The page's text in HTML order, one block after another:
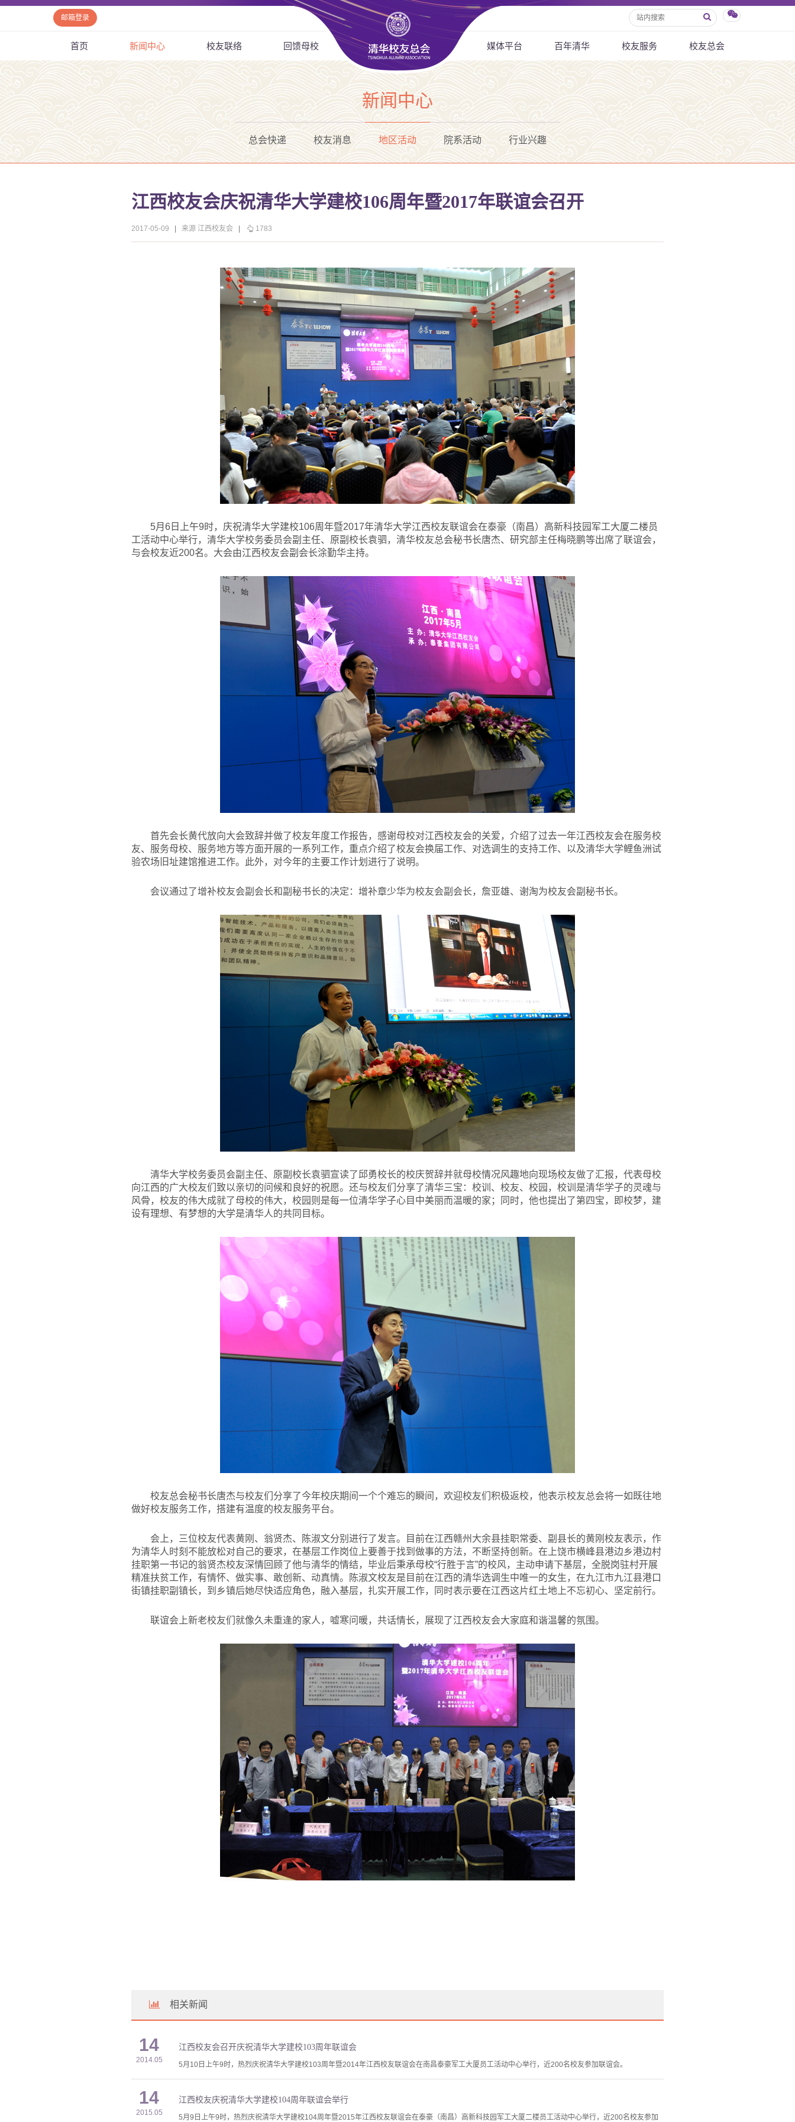
邮箱登录
首页 新闻中心 校友联络 回馈母校 媒体平台 百年清华 校友服务 校友总会
新闻中心
总会快递 校友消息 地区活动 院系活动 行业兴趣
江西校友会庆祝清华大学建校106周年暨2017年联谊会召开
2017-05-09 来源 江西校友会 1783
5月6日上午9时，庆祝清华大学建校106周年暨2017年清华大学江西校友联谊会在泰豪（南昌）高新科技园军工大厦二楼员
工活动中心举行，清华大学校务委员会副主任、原副校长袁驷，清华校友总会秘书长唐杰、研究部主任梅晓鹏等出席了联谊会，
与会校友近200名。大会由江西校友会副会长涂勤华主持。
首先会长黄代放向大会致辞并做了校友年度工作报告，感谢母校对江西校友会的关爱，介绍了过去一年江西校友会在服务校
友、服务母校、服务地方等方面开展的一系列工作，重点介绍了校友会换届工作、对选调生的支持工作、以及清华大学鲤鱼洲试
验农场旧址建馆推进工作。此外，对今年的主要工作计划进行了说明。
会议通过了增补校友会副会长和副秘书长的决定：增补章少华为校友会副会长，詹亚雄、谢淘为校友会副秘书长。
清华大学校务委员会副主任、原副校长袁驷宣读了邱勇校长的校庆贺辞并就母校情况风趣地向现场校友做了汇报，代表母校
向江西的广大校友们致以亲切的问候和良好的祝愿。还与校友们分享了清华三宝：校训、校友、校园，校训是清华学子的灵魂与
风骨，校友的伟大成就了母校的伟大，校园则是每一位清华学子心目中美丽而温暖的家；同时，他也提出了第四宝，即校梦，建
设有理想、有梦想的大学是清华人的共同目标。
校友总会秘书长唐杰与校友们分享了今年校庆期间一个个难忘的瞬间，欢迎校友们积极返校，他表示校友总会将一如既往地
做好校友服务工作，搭建有温度的校友服务平台。
会上，三位校友代表黄刚、翁贤杰、陈淑文分别进行了发言。目前在江西赣州大余县挂职常委、副县长的黄刚校友表示，作
为清华人时刻不能放松对自己的要求，在基层工作岗位上要善于找到做事的方法，不断坚持创新。在上饶市横峰县港边乡港边村
挂职第一书记的翁贤杰校友深情回顾了他与清华的情结，毕业后秉承母校“行胜于言”的校风，主动申请下基层，全脱岗驻村开展
精准扶贫工作，有情怀、做实事、敢创新、动真情。陈淑文校友是目前在江西的清华选调生中唯一的女生，在九江市九江县港口
街镇挂职副镇长，到乡镇后她尽快适应角色，融入基层，扎实开展工作，同时表示要在江西这片红土地上不忘初心、坚定前行。
联谊会上新老校友们就像久未重逢的家人，嘘寒问暖，共话情长，展现了江西校友会大家庭和谐温馨的氛围。
相关新闻
14
2014.05
江西校友会召开庆祝清华大学建校103周年联谊会
5月10日上午9时，热烈庆祝清华大学建校103周年暨2014年江西校友联谊会在南昌泰豪军工大厦员工活动中心举行，近200名校友参加联谊会。
14
2015.05
江西校友庆祝清华大学建校104周年联谊会举行
5月9日上午9时，热烈庆祝清华大学建校104周年暨2015年江西校友联谊会在泰豪（南昌）高新科技园军工大厦二楼员工活动中心举行，近200名校友参加